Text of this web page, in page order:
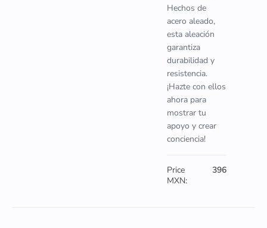
Hechos de
acero aleado,
esta aleación
garantiza
durabilidad y
resistencia.
¡Hazte con ellos
ahora para
mostrar tu
apoyo y crear
conciencia!
Price
MXN:
396